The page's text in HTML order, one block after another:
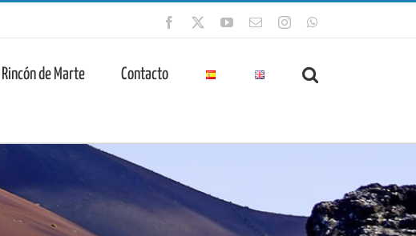
Facebook YouTube
CorreoInstagram
Rincón de Marte Contacto